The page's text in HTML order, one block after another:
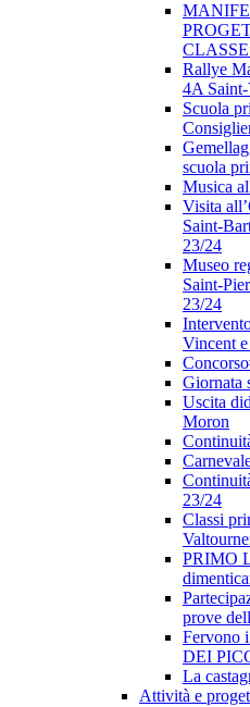
Rallye
4A
Scuola
scuola
Musica
Visita
Saint-
23/24
Museo
Saint-
23/24
Vincent
Giornata
Uscita
Moron
23/24
Classi
PRIMO
prove
Fervono
DEI
La
Attività e